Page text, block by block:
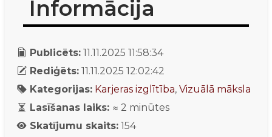
Informācija
Publicēts: 11.11.2025 11:58:34
Rediģēts: 11.11.2025 12:02:42
Kategorijas: Karjeras izglītība, Vizuālā māksla
Lasīšanas laiks: ≈ 2 minūtes
Skatījumu skaits: 154